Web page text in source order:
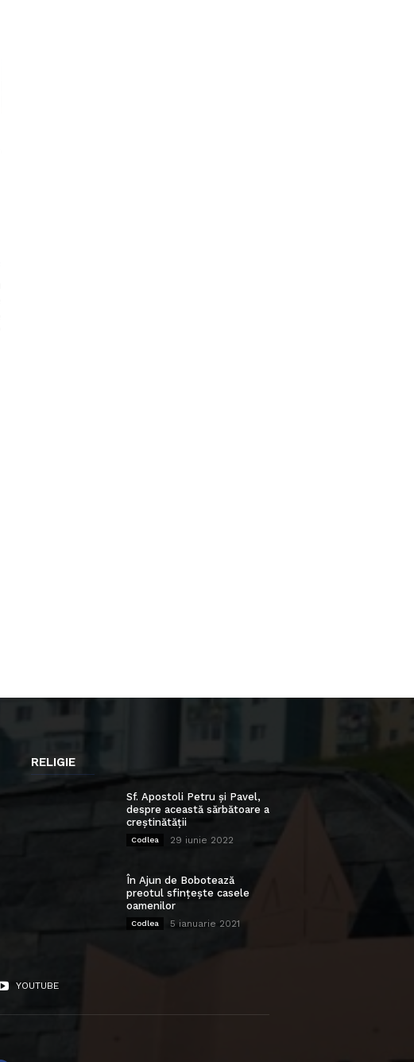
RELIGIE
Sf. Apostoli Petru și Pavel,
despre această sărbătoare a
creștinătății
Codlea 29 iunie 2022
În Ajun de Bobotează
preotul sfințește casele
oamenilor
Codlea 5 ianuarie 2021
YOUTUBE